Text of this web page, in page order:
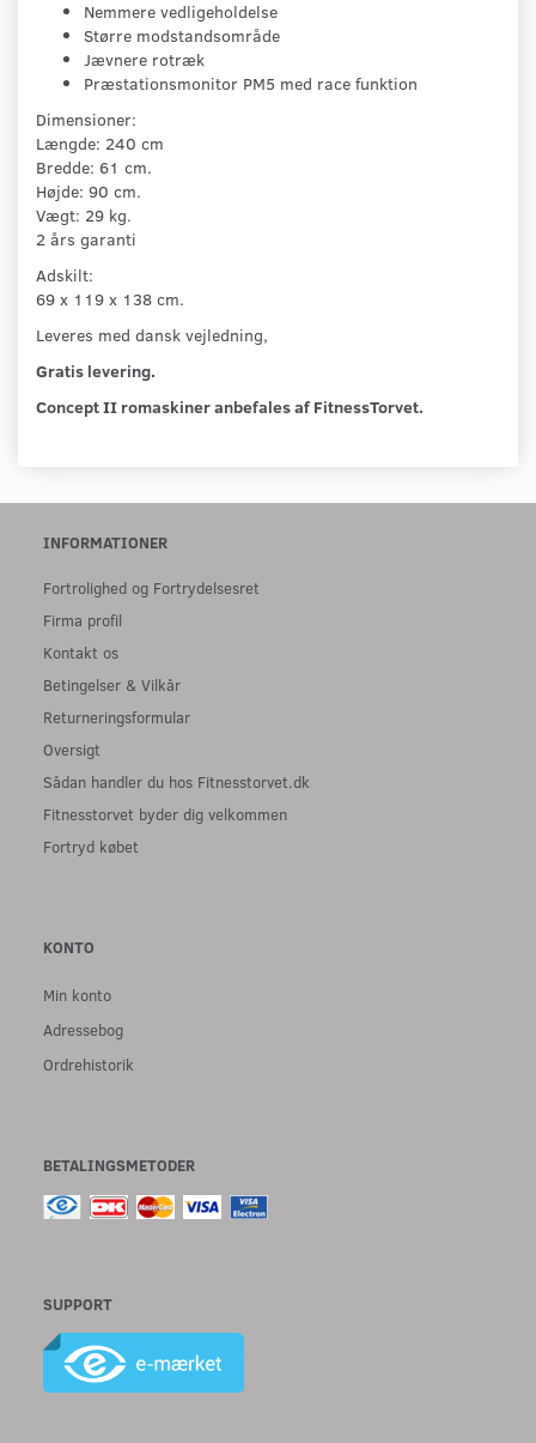
Nemmere vedligeholdelse
Større modstandsområde
Jævnere rotræk
Præstationsmonitor PM5 med race funktion
Dimensioner:
Længde: 240 cm
Bredde: 61 cm.
Højde: 90 cm.
Vægt: 29 kg.
2 års garanti
Adskilt:
69 x 119 x 138 cm.
Leveres med dansk vejledning,
Gratis levering.
Concept II romaskiner anbefales af FitnessTorvet.
INFORMATIONER
Fortrolighed og Fortrydelsesret
Firma profil
Kontakt os
Betingelser & Vilkår
Returneringsformular
Oversigt
Sådan handler du hos Fitnesstorvet.dk
Fitnesstorvet byder dig velkommen
Fortryd købet
KONTO
Min konto
Adressebog
Ordrehistorik
BETALINGSMETODER
SUPPORT